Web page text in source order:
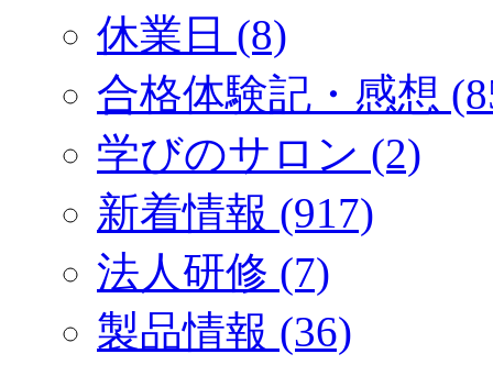
休業日 (8)
合格体験記・感想
学びのサロン (2)
新着情報 (917)
法人研修 (7)
製品情報 (36)